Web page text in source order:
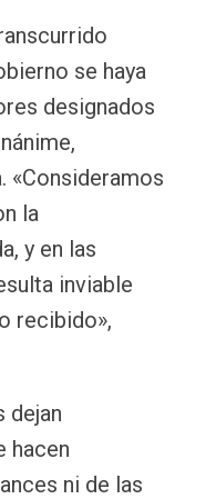
se haya
designados
«Consideramos
la
y en las
inviable
recibido»,
dejan
hacen
ni de las